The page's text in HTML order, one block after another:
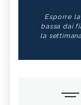
Esporre
bassa dai
la